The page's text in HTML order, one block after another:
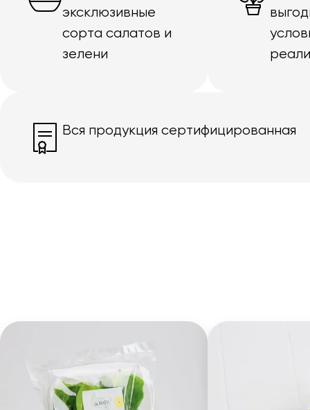
эксклюзивные
сорта салатов и
зелени
Вся продукция сертифицированная